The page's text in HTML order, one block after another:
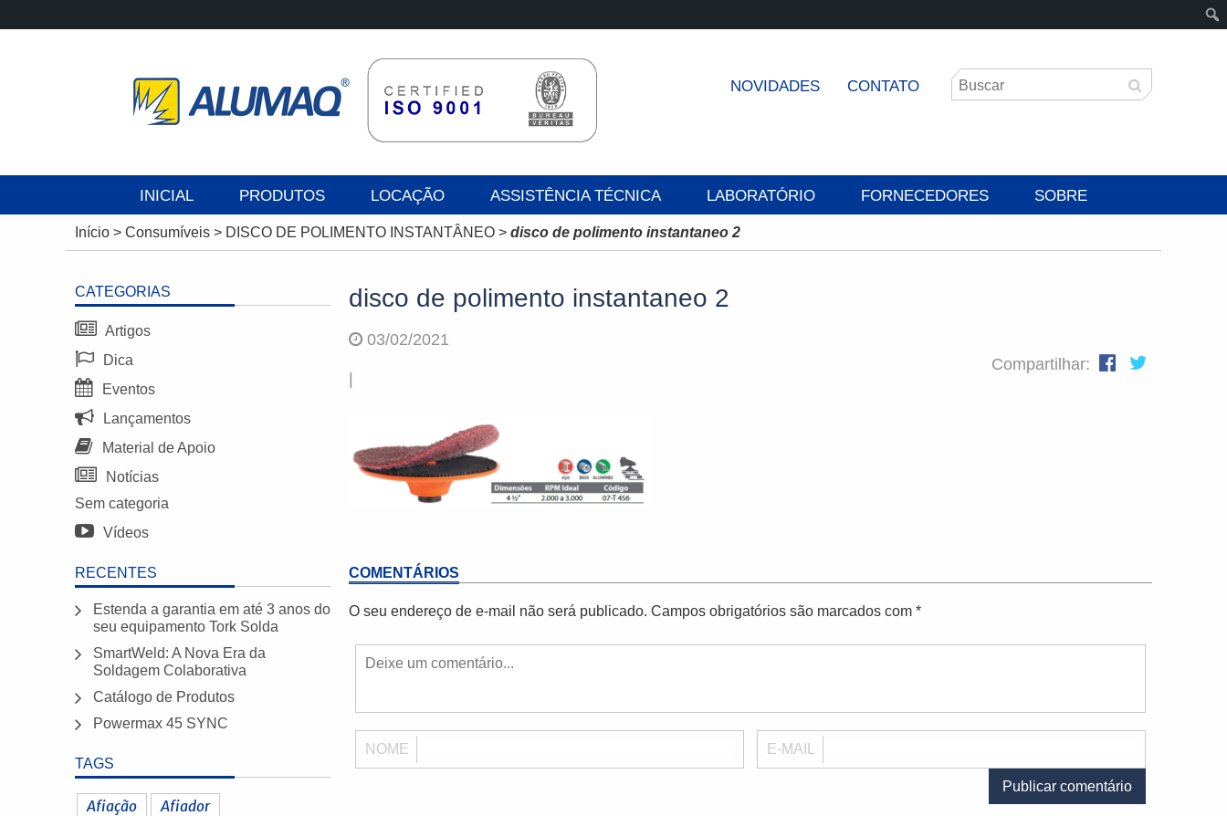
NOVIDADES CONTATO
INICIAL PRODUTOS LOCAÇÃO ASSISTÊNCIA TÉCNICA LABORATÓRIO FORNECEDORES SOBRE
Início > Consumíveis > DISCO DE POLIMENTO INSTANTÂNEO > disco de polimento instantaneo 2
CATEGORIAS
Artigos
Dica
Eventos
Lançamentos
Material de Apoio
Notícias
Sem categoria
Vídeos
RECENTES
Estenda a garantia em até 3 anos do
seu equipamento Tork Solda
SmartWeld: A Nova Era da
Soldagem Colaborativa
Catálogo de Produtos
Powermax 45 SYNC
TAGS
Afiação
Afiador
disco de polimento instantaneo 2
03/02/2021
Compartilhar:
COMENTÁRIOS
O seu endereço de e-mail não será publicado. Campos obrigatórios são marcados com *
NOME E-MAIL